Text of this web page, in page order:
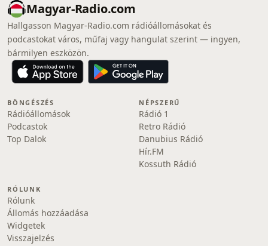
Magyar-Radio.com
Hallgasson Magyar-Radio.com rádióállomásokat és
podcastokat város, műfaj vagy hangulat szerint — ingyen,
bármilyen eszközön.
BÖNGÉSZÉS
Rádióállomások
Podcastok
Top Dalok
NÉPSZERŰ
Rádió 1
Retro Rádió
Danubius Rádió
Hír.FM
Kossuth Rádió
RÓLUNK
Rólunk
Állomás hozzáadása
Widgetek
Visszajelzés